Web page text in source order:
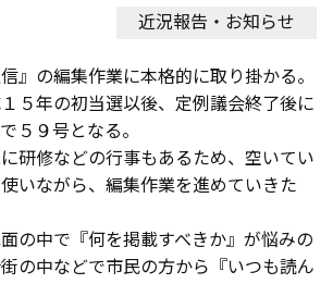
近況報告・お知らせ
』の編集作業に本格的に取り掛かる。
５年の初当選以後、定例議会終了後に
５９号となる。
研修などの行事もあるため、空いてい
いながら、編集作業を進めていきた
の中で『何を掲載すべきか』が悩みの
の中などで市民の方から『いつも読ん